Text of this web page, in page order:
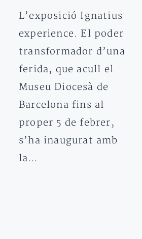
L’exposició Ignatius
experience. El poder
transformador d’una
ferida, que acull el
Museu Diocesà de
Barcelona fins al
proper 5 de febrer,
s’ha inaugurat amb
la…